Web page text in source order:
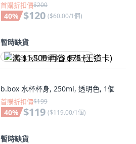
首購折扣價$200
40% $120 ($60.00/1個)
暫時缺貨
满 $1,500 再省 $75 (王道卡)
b.box 水杯杯身, 250ml, 透明色, 1個
首購折扣價$199
40% $119 ($119.00/1個)
暫時缺貨